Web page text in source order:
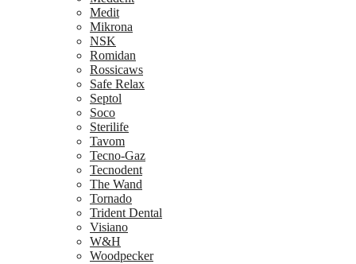
Medit
Mikrona
NSK
Romidan
Rossicaws
Safe Relax
Septol
Soco
Sterilife
Tavom
Tecno-Gaz
Tecnodent
The Wand
Tornado
Trident Dental
Visiano
W&H
Woodpecker